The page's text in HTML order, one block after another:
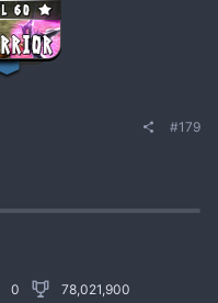
#179
0 78,021,900